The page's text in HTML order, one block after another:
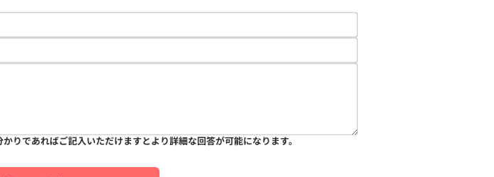
りであればご記入いただけますとより詳細な回答が可能になります。